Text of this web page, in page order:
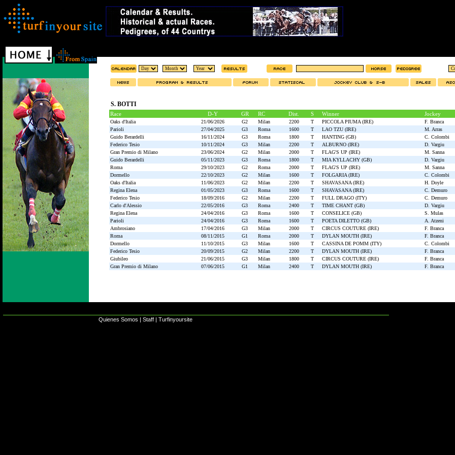
S. BOTTI
Race D-Y GR RC Dist. S Winner Jockey
Oaks d'Italia 21/06/2026 G2 Milan 2200 T PICCOLA PIUMA (IRE) F. Branca
Parioli
27/04/2025 G3 Roma 1600 T LAO TZU (IRE) M. Arras
Guido Berardelli
16/11/2024 G3 Roma 1800 T HANTING (GB) C. Colombi
Federico Tesio
10/11/2024 G3 Milan 2200 T ALBURNO (IRE) D. Vargiu
Gran Premio di Milano
23/06/2024 G2 Milan 2000 T FLAG'S UP (IRE) M. Sanna
Guido Berardelli
05/11/2023 G3 Roma 1800 T MIA KYLLACHY (GB) D. Vargiu
Roma
29/10/2023 G2 Roma 2000 T FLAG'S UP (IRE) M. Sanna
Dormello
22/10/2023 G2 Milan 1600 T FOLGARIA (IRE) C. Colombi
Oaks d'Italia
11/06/2023 G2 Milan 2200 T SHAVASANA (IRE) H. Doyle
Regina Elena
01/05/2023 G3 Roma 1600 T SHAVASANA (IRE)
C. Demuro
Federico Tesio
18/09/2016 G2 Milan 2200 T FULL DRAGO (ITY) C. Demuro
Carlo d'Alessio
22/05/2016 G3 Roma 2400 T TIME CHANT (GB) D. Vargiu
Regina Elena
24/04/2016 G3 Roma 1600 T CONSELICE (GB) S. Mulas
Parioli
24/04/2016 G3 Roma 1600 T POETA DILETTO (GB) A. Atzeni
Ambrosiano
17/04/2016 G3 Milan 2000 T CIRCUS COUTURE (IRE) F. Branca
Roma
08/11/2015 G1 Roma 2000 T DYLAN MOUTH (IRE) F. Branca
Dormello
11/10/2015 G3 Milan 1600 T CASSINA DE POMM (ITY) C. Colombi
Federico Tesio
20/09/2015 G2 Milan 2200 T DYLAN MOUTH (IRE) F. Branca
Giubileo
21/06/2015 G3 Milan 1800 T CIRCUS COUTURE (IRE) F. Branca
Gran Premio di Milano
07/06/2015 G1 Milan 2400 T DYLAN MOUTH (IRE) F. Branca
Quienes Somos | Staff | Turfinyoursite